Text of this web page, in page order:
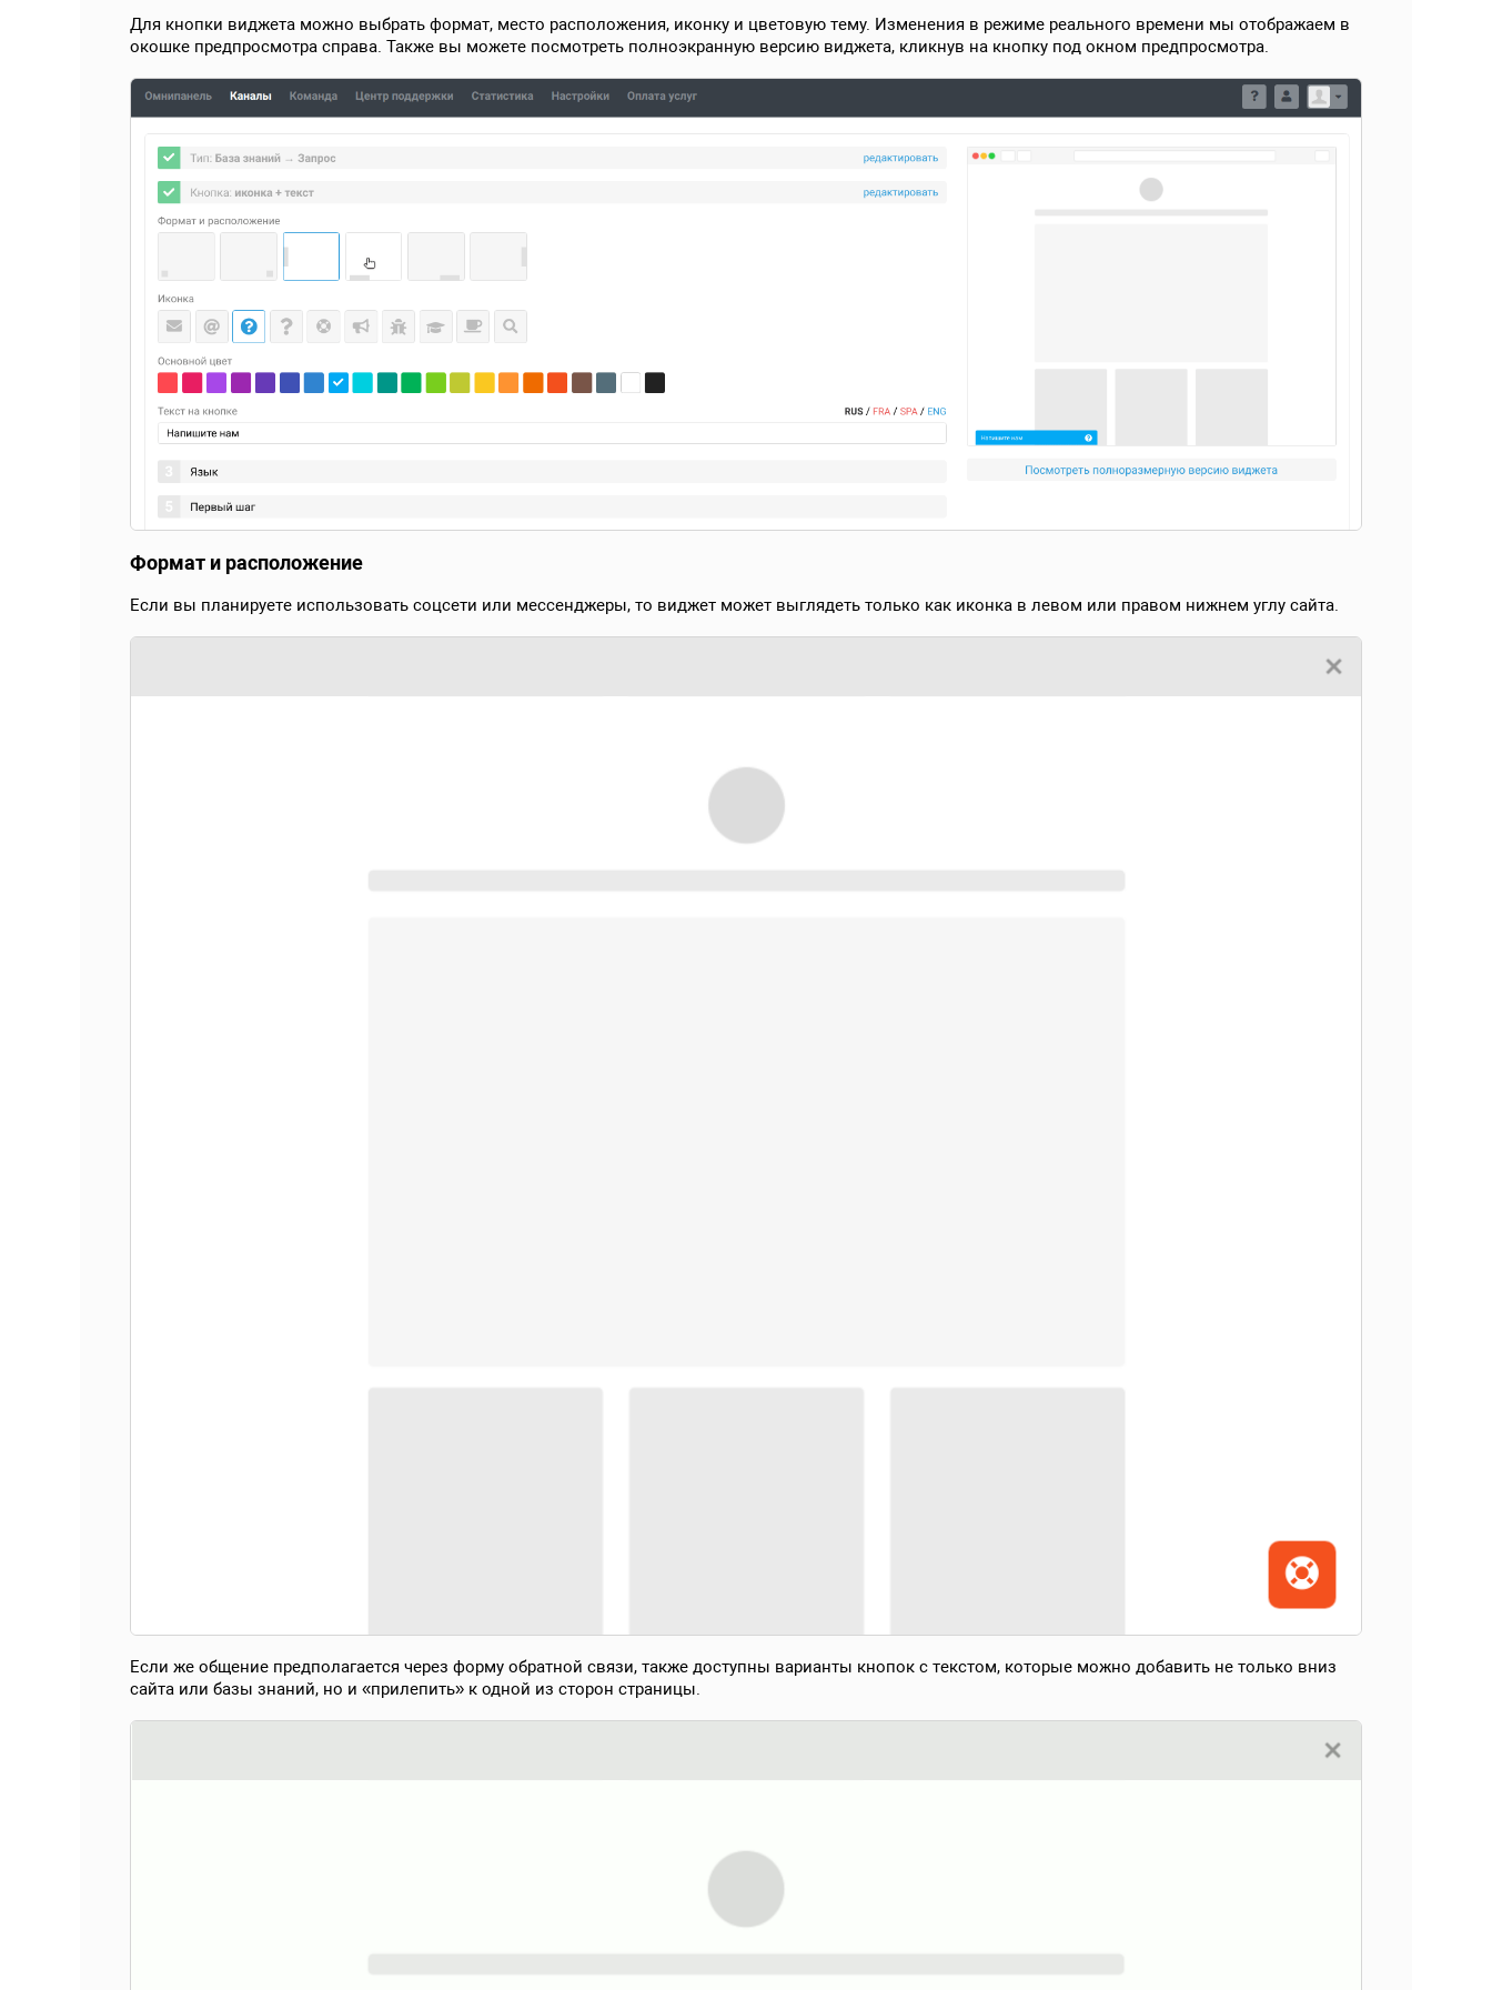
Для кнопки виджета можно выбрать формат, место расположения, иконку и цветовую тему. Изменения в режиме реального времени мы отображаем в
окошке предпросмотра справа. Также вы можете посмотреть полноэкранную версию виджета, кликнув на кнопку под окном предпросмотра.
Формат и расположение
Если вы планируете использовать соцсети или мессенджеры, то виджет может выглядеть только как иконка в левом или правом нижнем углу сайта.
Если же общение предполагается через форму обратной связи, также доступны варианты кнопок с текстом, которые можно добавить не только вниз
сайта или базы знаний, но и «прилепить» к одной из сторон страницы.